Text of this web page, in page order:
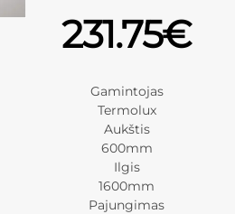
231.75€
Gamintojas
Termolux
Aukštis
600mm
Ilgis
1600mm
Pajungimas